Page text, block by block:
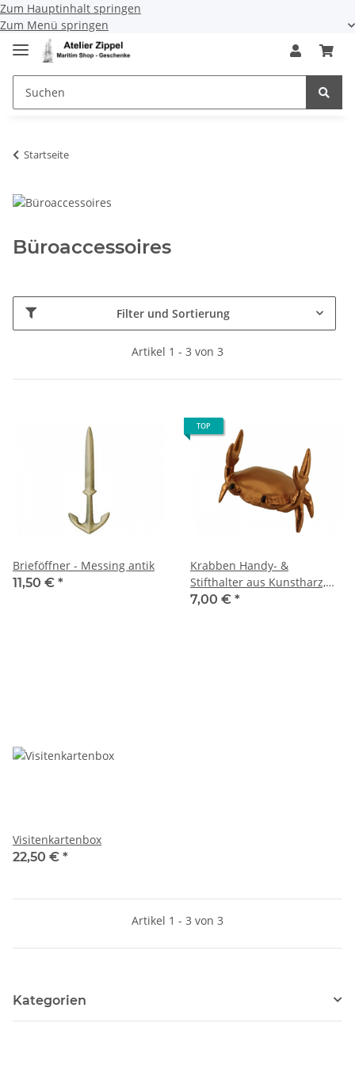
Zum Hauptinhalt springen
Zum Menü springen
Startseite
Büroaccessoires
Filter und Sortierung
Artikel 1 - 3 von 3
Brieföffner - Messing antik
11,50 € *
TOP
Krabben Handy- &
Stifthalter aus Kunstharz,
handbemalt
7,00 € *
Visitenkartenbox
22,50 € *
Artikel 1 - 3 von 3
Kategorien